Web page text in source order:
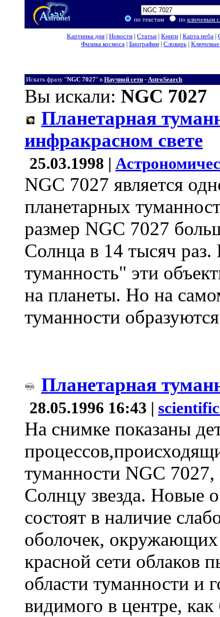
по текстам по ключевым
Картинка дня | Новости | Статьи | Книги | Карта неба |
Физика космоса| Биографии| Словарь| Ключевые
Искать фразу "NGC 7027" в Научной сети - AstroSearch
Вы искали: NGC 7027
Планетарная
инфракрасном свете
25.03.1998 |
NGC 7027 является
планетарных
размер NGC 7027
Солнца в 14 тысяч раз.
туманность" эти
на планеты. Но на
туманности
Планетарная
28.05.1996 16:43 |
На снимке показаны
туманности NGC 7027,
Солнцу звезда. Новые
состоят в наличие
оболочек,
красной сети облаков
области туманности и
видимого в центре, как